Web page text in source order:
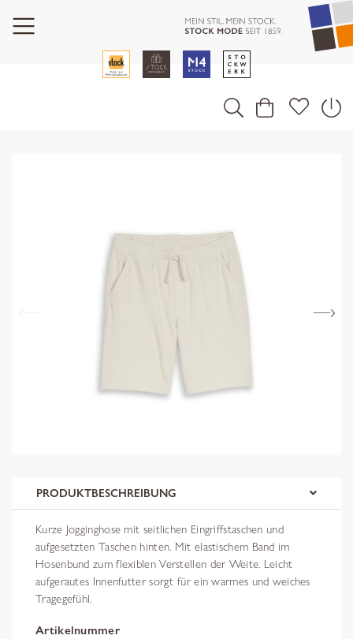
PRODUKTBESCHREIBUNG
Kurze Jogginghose mit seitlichen Eingriffstaschen und
aufgesetzten Taschen hinten. Mit elastischem Band im
Hosenbund zum flexiblen Verstellen der Weite. Leicht
aufgerautes Innenfutter sorgt für ein warmes und weiches
Tragegefühl.
Artikelnummer